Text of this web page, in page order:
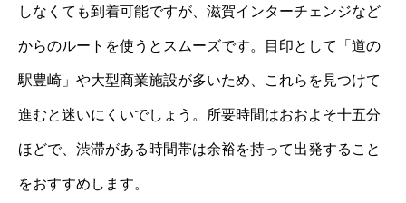
しなくても到着可能ですが、滋賀インターチェンジなど
からのルートを使うとスムーズです。目印として「道の
駅豊崎」や大型商業施設が多いため、これらを見つけて
進むと迷いにくいでしょう。所要時間はおおよそ十五分
ほどで、渋滞がある時間帯は余裕を持って出発すること
をおすすめします。